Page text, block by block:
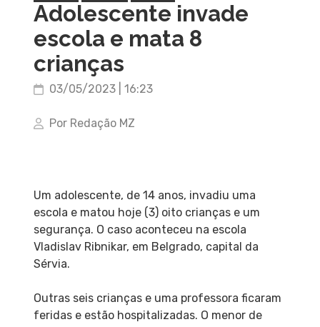
Adolescente invade
escola e mata 8
crianças
03/05/2023 | 16:23
Por Redação MZ
Um adolescente, de 14 anos, invadiu uma
escola e matou hoje (3) oito crianças e um
segurança. O caso aconteceu na escola
Vladislav Ribnikar, em Belgrado, capital da
Sérvia.
Outras seis crianças e uma professora ficaram
feridas e estão hospitalizadas. O menor de